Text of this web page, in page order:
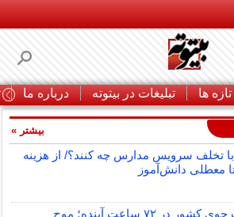
تازه ها تبلیغات در بیتوته درباره ما
با تخلف سرویس مدارس چه کنند؟/ از هزینه
معطلی دانش‌آموز
وضعیت جوی کشور در ۷۲ ساعت آینده؛ موج
بیشتر »